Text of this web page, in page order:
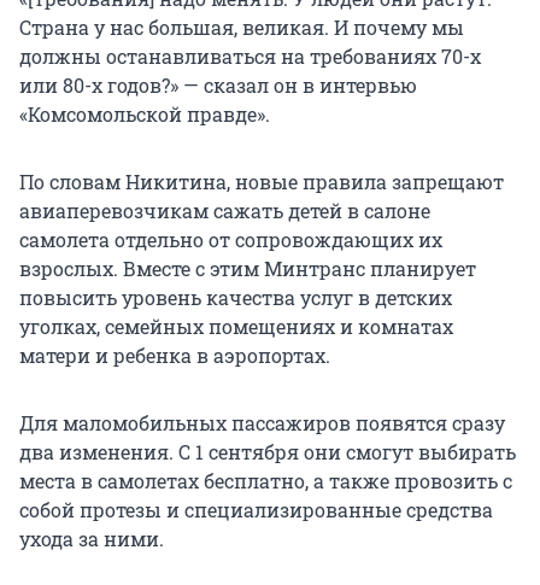
Страна у нас большая, великая. И почему мы
должны останавливаться на требованиях 70-х
или 80-х годов?» — сказал он в интервью
«Комсомольской правде».
По словам Никитина, новые правила запрещают
авиаперевозчикам сажать детей в салоне
самолета отдельно от сопровождающих их
взрослых. Вместе с этим Минтранс планирует
повысить уровень качества услуг в детских
уголках, семейных помещениях и комнатах
матери и ребенка в аэропортах.
Для маломобильных пассажиров появятся сразу
два изменения. С 1 сентября они смогут выбирать
места в самолетах бесплатно, а также провозить с
собой протезы и специализированные средства
ухода за ними.